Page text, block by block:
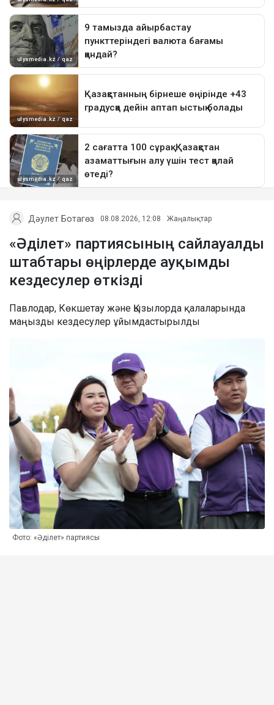
Дәулет Ботагөз 08.08.2026, 12:08 Жаңалықтар
«Әділет» партиясының сайлауалды
штабтары өңірлерде ауқымды
кездесулер өткізді
Павлодар, Көкшетау және Қызылорда қалаларында
маңызды кездесулер ұйымдастырылды
Фото: «Әділет» партиясы